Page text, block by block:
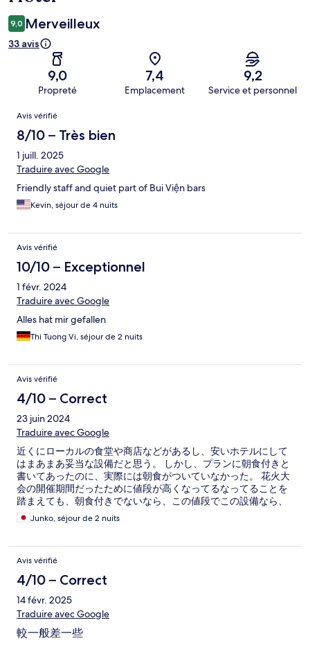
9,0 Merveilleux
33 avis
9,0
Propreté
7,4
Emplacement
9,2
Service et personnel
Avis
Avis vérifié
8/10 – Très bien
1 juill. 2025
Traduire avec Google
Friendly staff and quiet part of Bui Viện bars
Kevin, séjour de 4 nuits
Avis vérifié
10/10 – Exceptionnel
1 févr. 2024
Traduire avec Google
Alles hat mir gefallen
Thi Tuong Vi, séjour de 2 nuits
Avis vérifié
4/10 – Correct
23 juin 2024
Traduire avec Google
近くにローカルの食堂や商店などがあるし、安いホテルにして
はまあまあ妥当な設備だと思う。 しかし、プランに朝食付きと
書いてあったのに、実際には朝食がついていなかった。 花火大
会の開催期間だったために値段が高くなってるなってることを
踏まえても、朝食付きでないなら、この値段でこの設備なら、
このホテルを選ばなかった。 表示は正しく記載してほしい。
Junko, séjour de 2 nuits
Avis vérifié
4/10 – Correct
14 févr. 2025
Traduire avec Google
較一般差一些